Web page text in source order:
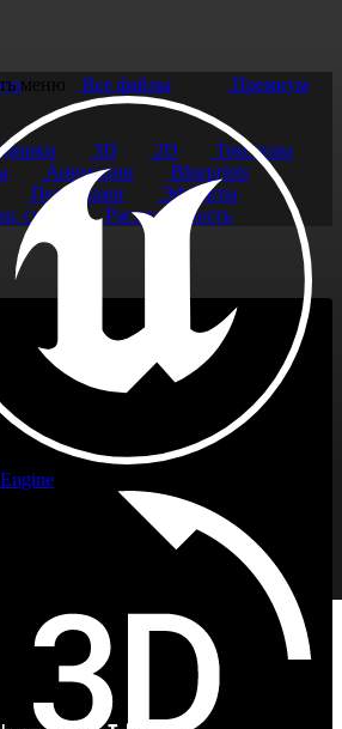
меню
Все файлы
Премиум
3D 2D
Текстуры
Анимации
Blueprints
Персонажи
Эффекты
среда Растительность